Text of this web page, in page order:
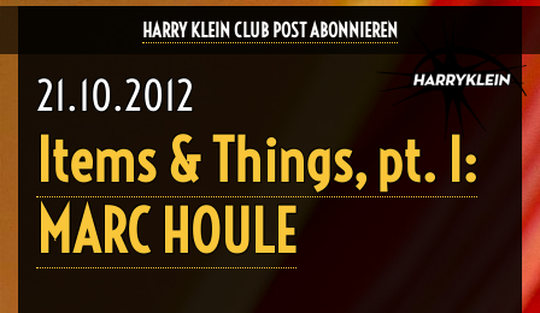
HARRY KLEIN CLUB POST ABONNIEREN
21.10.2012
Items & Things, pt. I:
MARC HOULE